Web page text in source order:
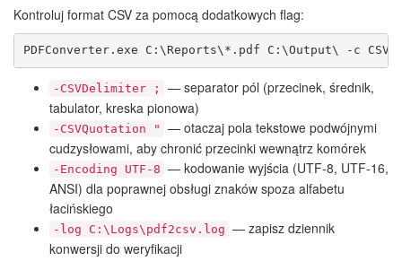
Kontroluj format CSV za pomocą dodatkowych flag:
PDFConverter.exe C:\Reports\*.pdf C:\Output\ -c
-CSVDelimiter ;
— separator pól (przecinek, średnik,
tabulator, kreska pionowa)
-CSVQuotation "
— otaczaj pola tekstowe podwójnymi
cudzysłowami, aby chronić przecinki wewnątrz komórek
-Encoding UTF-8 — kodowanie wyjścia (UTF-8, UTF-16,
ANSI) dla poprawnej obsługi znaków spoza alfabetu
łacińskiego
-log C:\Logs\pdf2csv.log — zapisz dziennik
konwersji do weryfikacji